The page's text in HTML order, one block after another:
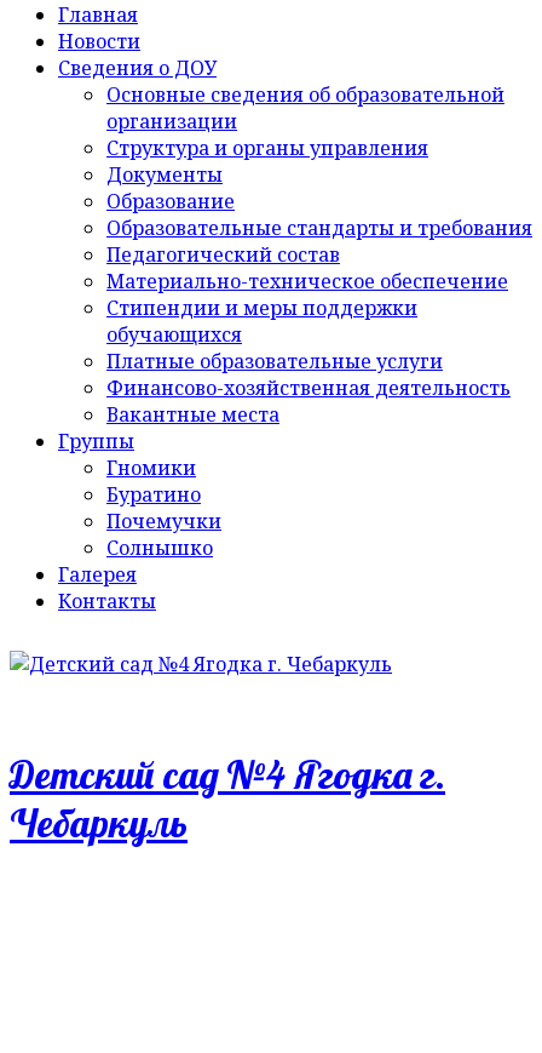
Главная
Новости
Сведения о ДОУ
Основные сведения об образовательной
организации
Структура и органы управления
Документы
Образование
Образовательные стандарты и требования
Педагогический состав
Материально-техническое обеспечение
Стипендии и меры поддержки
обучающихся
Платные образовательные услуги
Финансово-хозяйственная деятельность
Вакантные места
Группы
Гномики
Буратино
Почемучки
Солнышко
Галерея
Контакты
Детский сад №4 Ягодка г.
Чебаркуль